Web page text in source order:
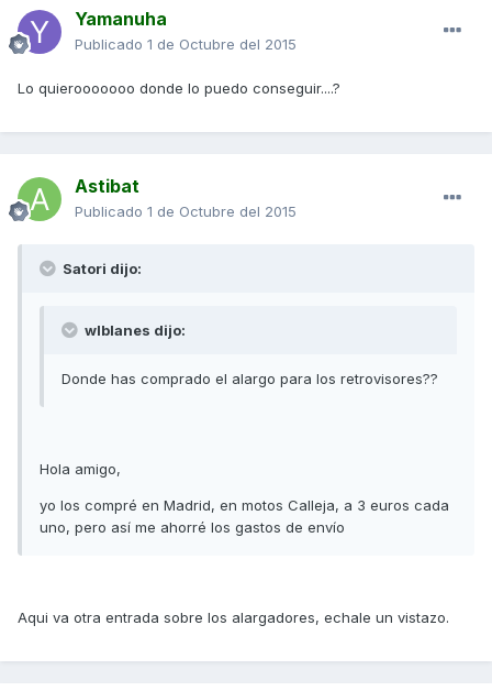
Yamanuha
Publicado 1 de Octubre del 2015
Lo quierooooooo donde lo puedo conseguir....?
Astibat
Publicado 1 de Octubre del 2015
Satori dijo:
wlblanes dijo:
Donde has comprado el alargo para los retrovisores??
Hola amigo,
yo los compré en Madrid, en motos Calleja, a 3 euros cada
uno, pero así me ahorré los gastos de envío
Aqui va otra entrada sobre los alargadores, echale un vistazo.